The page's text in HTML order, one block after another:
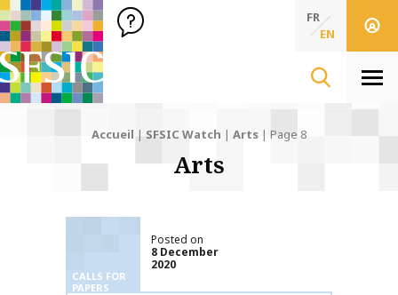
SFSIC Société Française des Sciences de l'Information & de
Société Française des Sciences de
FR
EN
Accueil | SFSIC Watch | Arts | Page 8
Arts
CALLS FOR
PAPERS
Posted on
8 December
2020